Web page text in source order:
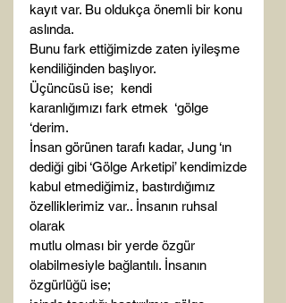
kayıt var. Bu oldukça önemli bir konu
aslında.
Bunu fark ettiğimizde zaten iyileşme
kendiliğinden başlıyor.
Üçüncüsü ise;  kendi
karanlığımızı fark etmek  ‘gölge
‘derim.
İnsan görünen tarafı kadar, Jung ‘ın
dediği gibi ‘Gölge Arketipi’ kendimizde
kabul etmediğimiz, bastırdığımız
özelliklerimiz var.. İnsanın ruhsal
olarak
mutlu olması bir yerde özgür
olabilmesiyle bağlantılı. İnsanın
özgürlüğü ise;